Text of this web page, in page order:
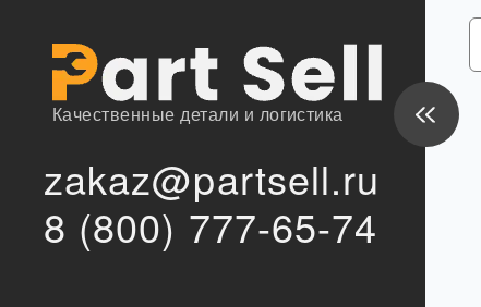
Качественные детали и логистика
zakaz@partsell.ru
8 (800) 777-65-74